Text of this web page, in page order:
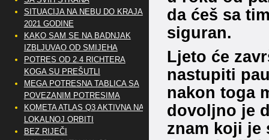
da ćeš sa
siguran.
Ljeto će
nastupiti
nakon toga
dovoljno je
znam koji je
SITUACIJA NA NEBU DO KRAJA
2021 GODINE
KAKO SAM SE NA BADNJAK
IZBLJUVAO OD SMIJEHA
POTRES OD 2.4 RICHTERA
KOGA SU PREŠUTLI
MEGA POTRESNA TABLICA SA
POVEZANIM POTRESIMA
KOMETA ATLAS Q3 AKTIVNA NA
LOKALNOJ ORBITI
BEZ RIJEČI